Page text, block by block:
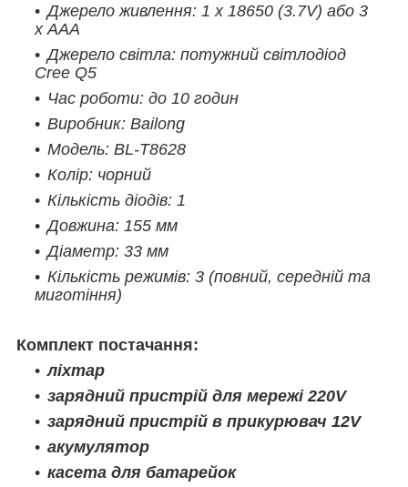
Джерело живлення: 1 х 18650 (3.7V) або 3
х ААА
Джерело світла: потужний світлодіод
Cree Q5
Час роботи: до 10 годин
Виробник: Bailong
Модель: BL-T8628
Колір: чорний
Кількість діодів: 1
Довжина: 155 мм
Діаметр: 33 мм
Кількість режимів: 3 (повний, середній та
миготіння)
Комплект постачання:
ліхтар
зарядний пристрій для мережі 220V
зарядний пристрій в прикурювач 12V
акумулятор
касета для батарейок